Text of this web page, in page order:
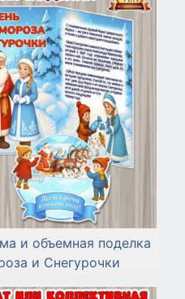
и объемная поделка
и Снегурочки